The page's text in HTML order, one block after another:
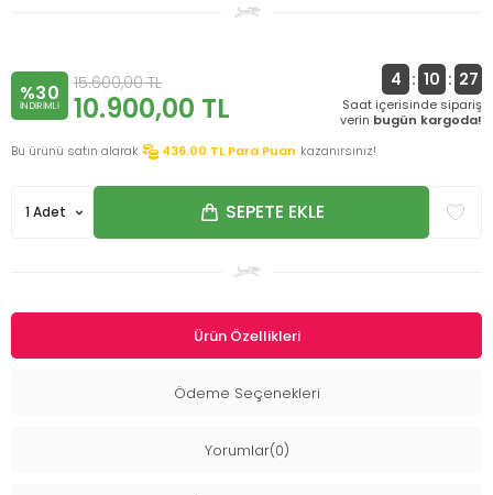
%30
INDIRIMLI
15.600,00TL
10.900,00 TL
4 : 10 : 26
Saat içerisinde sipariş
verin bugün kargoda!
Bu ürünü satın alarak
436.00 TL Para Puan kazanırsınız!
SEPETE EKLE
Ürün Özellikleri
Ödeme Seçenekleri
Yorumlar(0)